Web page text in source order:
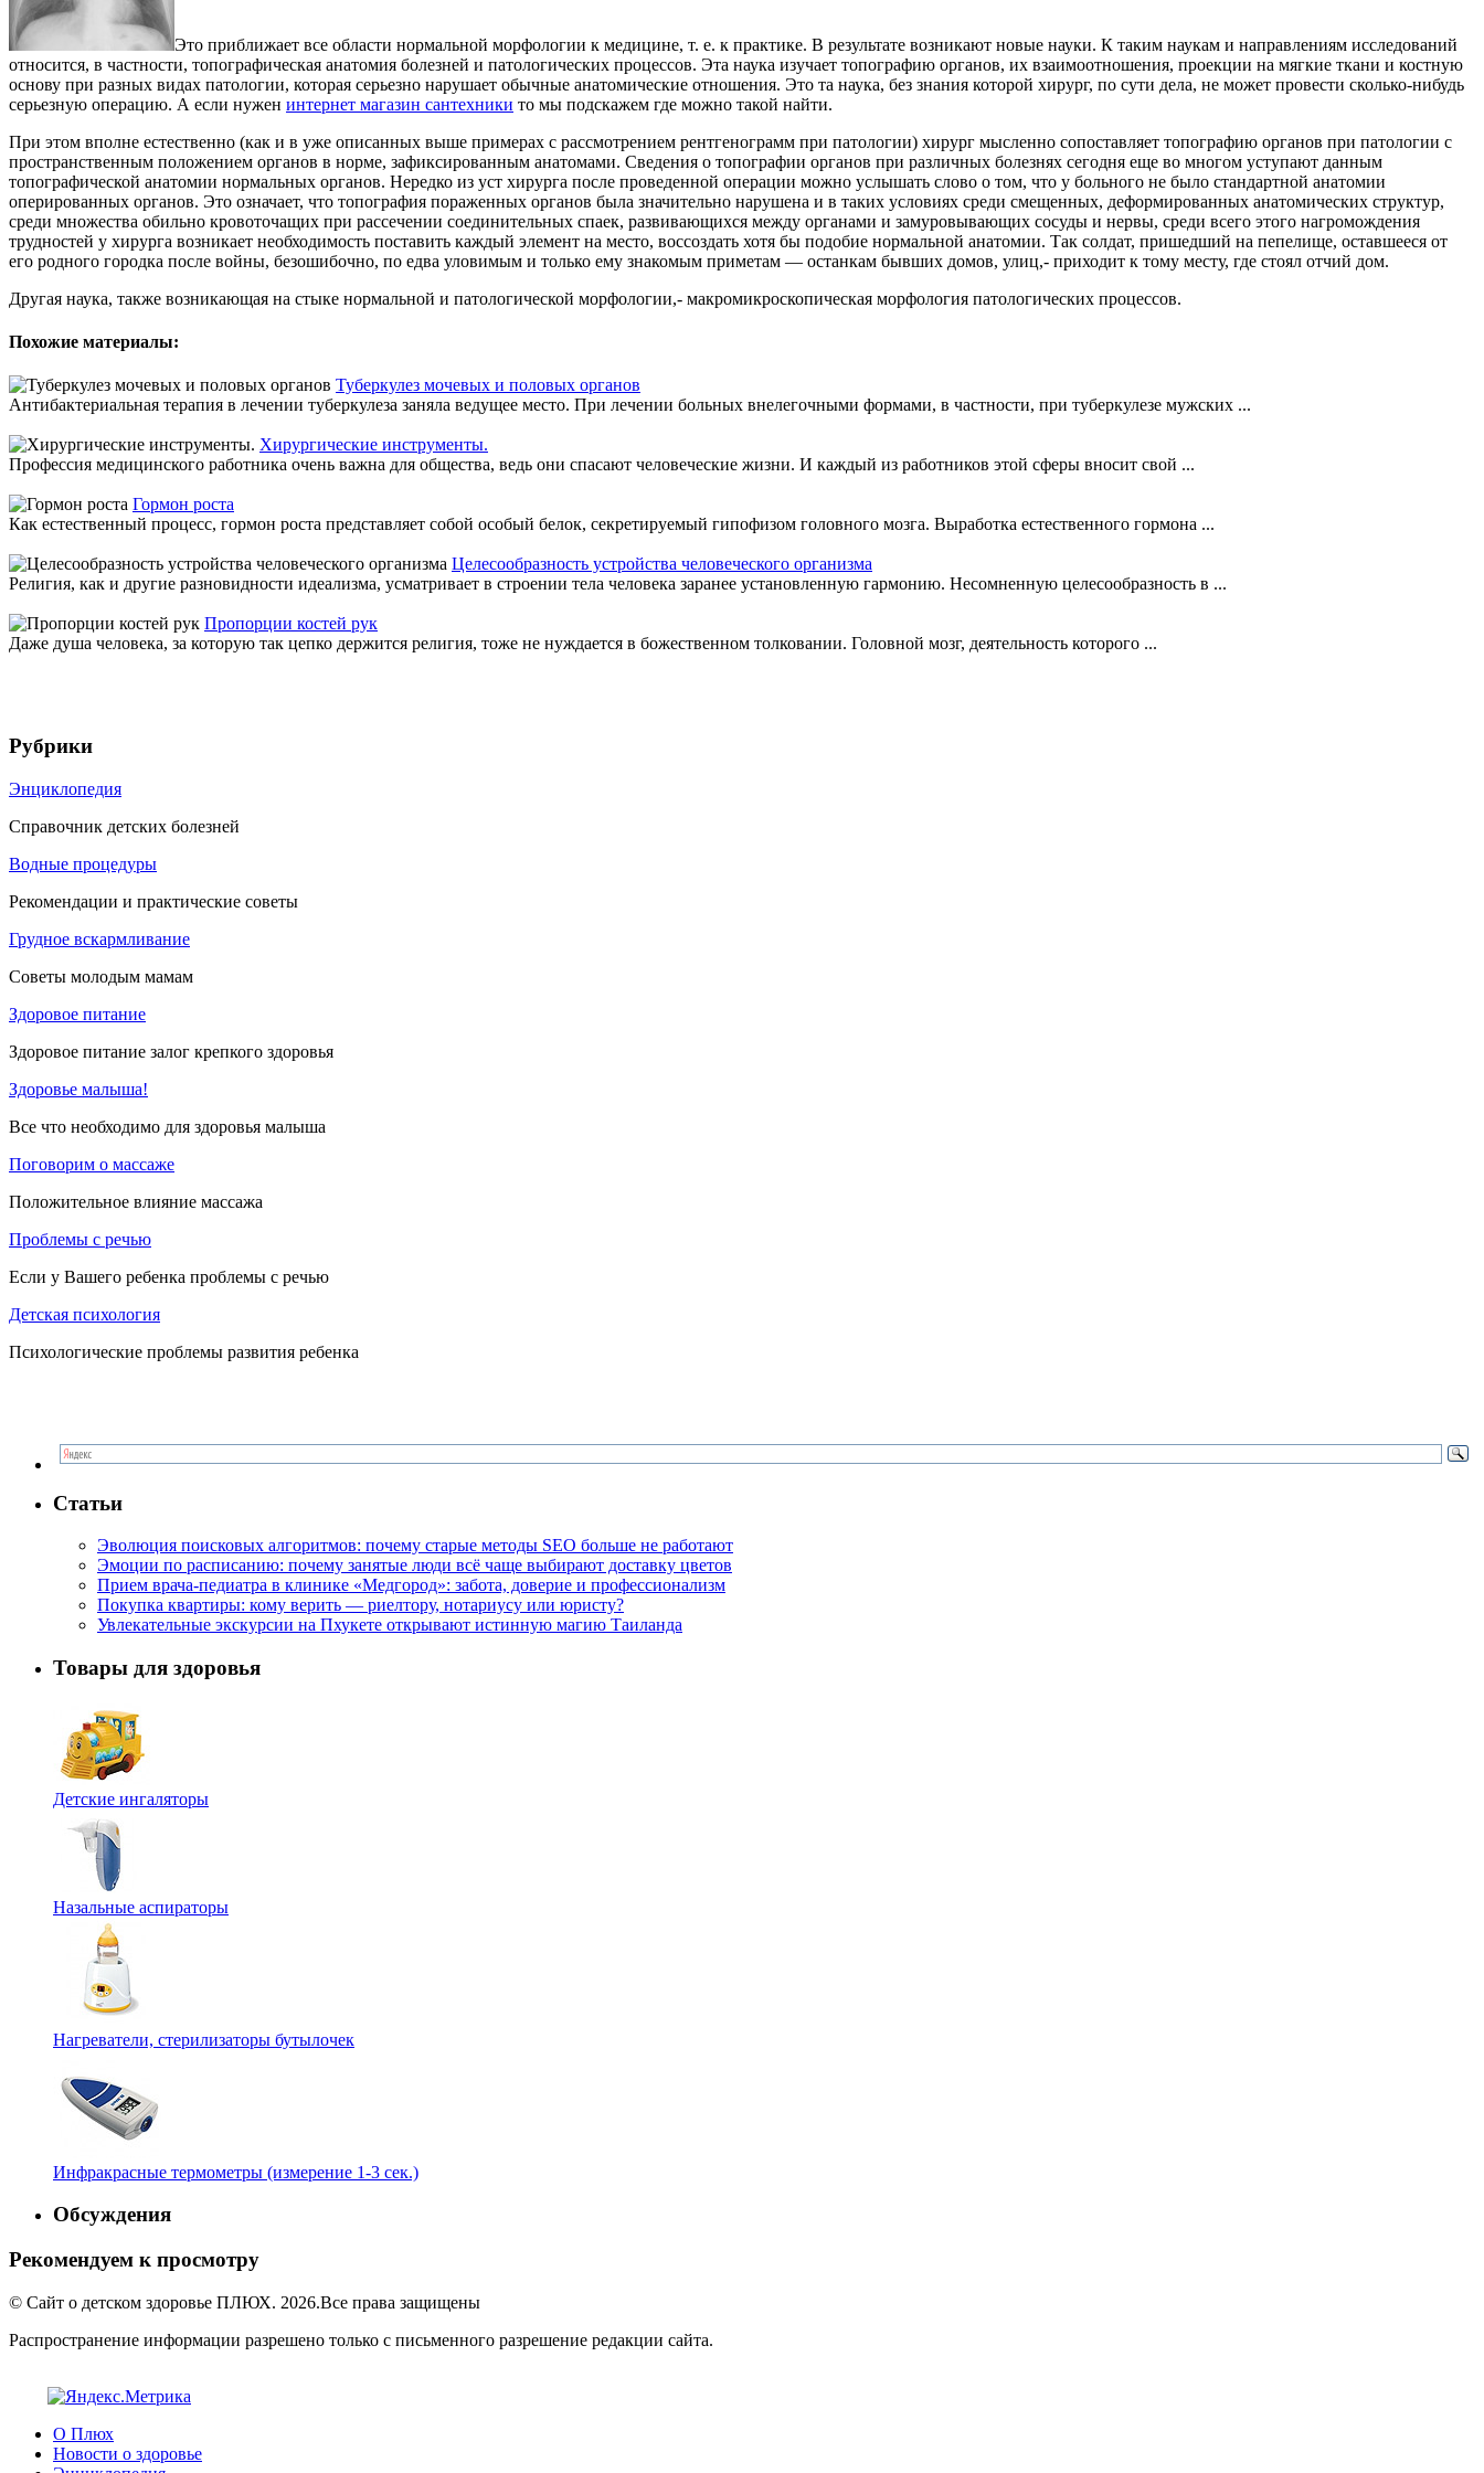
Это приближает все области нормальной морфологии к медицине, т. е. к практике. В результате возникают новые науки. К таким наукам и направлениям исследований
относится, в частности, топографическая анатомия болезней и патологических процессов. Эта наука изучает топографию органов, их взаимоотношения, проекции на мягкие ткани и костную
основу при разных видах патологии, которая серьезно нарушает обычные анатомические отношения. Это та наука, без знания которой хирург, по сути дела, не может провести сколько-нибудь
серьезную операцию. А если нужен интернет магазин сантехники то мы подскажем где можно такой найти.
При этом вполне естественно (как и в уже описанных выше примерах с рассмотрением рентгенограмм при патологии) хирург мысленно сопоставляет топографию органов при патологии с
пространственным положением органов в норме, зафиксированным анатомами. Сведения о топографии органов при различных болезнях сегодня еще во многом уступают данным
топографической анатомии нормальных органов. Нередко из уст хирурга после проведенной операции можно услышать слово о том, что у больного не было стандартной анатомии
оперированных органов. Это означает, что топография пораженных органов была значительно нарушена и в таких условиях среди смещенных, деформированных анатомических структур,
среди множества обильно кровоточащих при рассечении соединительных спаек, развивающихся между органами и замуровывающих сосуды и нервы, среди всего этого нагромождения
трудностей у хирурга возникает необходимость поставить каждый элемент на место, воссоздать хотя бы подобие нормальной анатомии. Так солдат, пришедший на пепелище, оставшееся от
его родного городка после войны, безошибочно, по едва уловимым и только ему знакомым приметам — останкам бывших домов, улиц,- приходит к тому месту, где стоял отчий дом.
Другая наука, также возникающая на стыке нормальной и патологической морфологии,- макромикроскопическая морфология патологических процессов.
Похожие материалы:
Туберкулез мочевых и половых органов
Антибактериальная терапия в лечении туберкулеза заняла ведущее место. При лечении больных внелегочными формами, в частности, при туберкулезе мужских ...
Хирургические инструменты.
Профессия медицинского работника очень важна для общества, ведь они спасают человеческие жизни. И каждый из работников этой сферы вносит свой ...
Гормон роста
Как естественный процесс, гормон роста представляет собой особый белок, секретируемый гипофизом головного мозга. Выработка естественного гормона ...
Целесообразность устройства человеческого организма
Религия, как и другие разновидности идеализма, усматривает в строении тела человека заранее установленную гармонию. Несомненную целесообразность в ...
Пропорции костей рук
Даже душа человека, за которую так цепко держится религия, тоже не нуждается в божественном толковании. Головной мозг, деятельность которого ...
Рубрики
Энциклопедия
Справочник детских болезней
Водные процедуры
Рекомендации и практические советы
Грудное вскармливание
Советы молодым мамам
Здоровое питание
Здоровое питание залог крепкого здоровья
Здоровье малыша!
Все что необходимо для здоровья малыша
Поговорим о массаже
Положительное влияние массажа
Проблемы с речью
Если у Вашего ребенка проблемы с речью
Детская психология
Психологические проблемы развития ребенка
Статьи
Эволюция поисковых алгоритмов: почему старые методы SEO больше не работают
Эмоции по расписанию: почему занятые люди всё чаще выбирают доставку цветов
Прием врача-педиатра в клинике «Медгород»: забота, доверие и профессионализм
Покупка квартиры: кому верить — риелтору, нотариусу или юристу?
Увлекательные экскурсии на Пхукете открывают истинную магию Таиланда
Товары для здоровья
Детские ингаляторы
Назальные аспираторы
Нагреватели, стерилизаторы бутылочек
Инфракрасные термометры (измерение 1-3 сек.)
Обсуждения
Рекомендуем к просмотру
© Сайт о детском здоровье ПЛЮХ. 2026.Все права защищены
Распространение информации разрешено только с письменного разрешение редакции сайта.
О Плюх
Новости о здоровье